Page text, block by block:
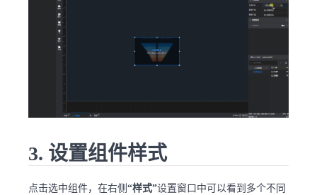
3. 设置组件样式
点击选中组件，在右侧 “样式”设置窗口中可以看到多个不同